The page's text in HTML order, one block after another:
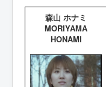
森山 ホナミ
MORIYAMA
HONAMI